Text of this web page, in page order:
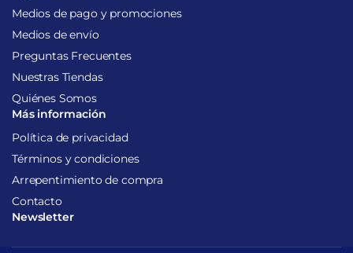
Medios de pago y promociones
Medios de envío
Preguntas Frecuentes
Nuestras Tiendas
Quiénes Somos
Más información
Política de privacidad
Términos y condiciones
Arrepentimiento de compra
Contacto
Newsletter